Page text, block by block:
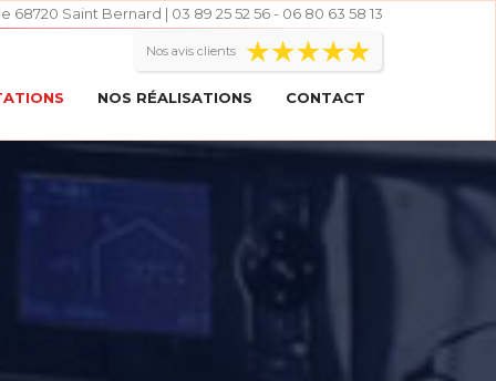
68720 Saint Bernard | 03 89 25 52 56 - 06 80 63 58 13
Nos avis clients
NOS RÉALISATIONS CONTACT